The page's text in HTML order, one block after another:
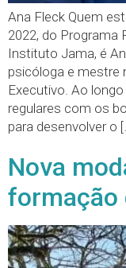
Ana Fleck Quem
2022, do Programa
Instituto Jama, é
psicóloga e mestre
Executivo. Ao
regulares com os
para desenvolver o
Nova
formação